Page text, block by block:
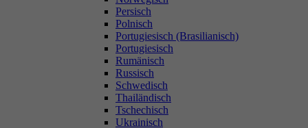
Persisch
Polnisch
Portugiesisch (Brasilianisch)
Portugiesisch
Rumänisch
Russisch
Schwedisch
Thailändisch
Tschechisch
Ukrainisch